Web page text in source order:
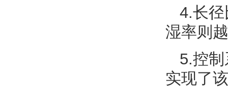
4.长径
湿率则越
5.控制
实现了该